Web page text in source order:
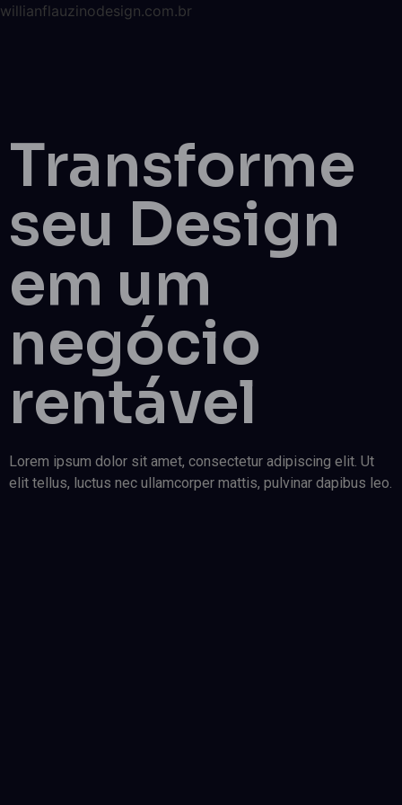
willianflauzinodesign.com.br
Transforme
seu Design
em um
negócio
rentável
Lorem ipsum dolor sit amet, consectetur adipiscing elit. Ut
elit tellus, luctus nec ullamcorper mattis, pulvinar dapibus leo.